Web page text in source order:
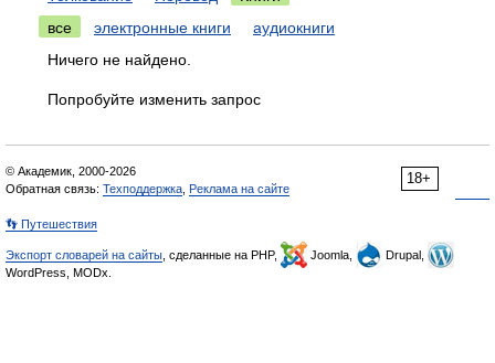
все
электронные книги
аудиокниги
Ничего не найдено.
Попробуйте изменить запрос
18+
© Академик, 2000-2026
Обратная связь: Техподдержка Реклама на сайте
👣 Путешествия
Экспорт словарей на сайты , сделанные на PHP, Joomla,
Drupal,
WordPress, MODx.